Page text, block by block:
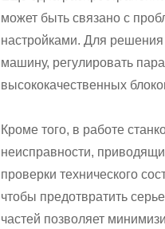
может быть связано с
настройками. Для
машину, регулировать
высококачественных
Кроме того, в работе
неисправности,
проверки технического
чтобы предотвратить
частей позволяет